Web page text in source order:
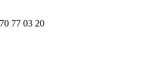
77 03 20